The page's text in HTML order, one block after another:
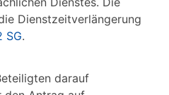
Dienstzeitverlängerung
SG.
darauf